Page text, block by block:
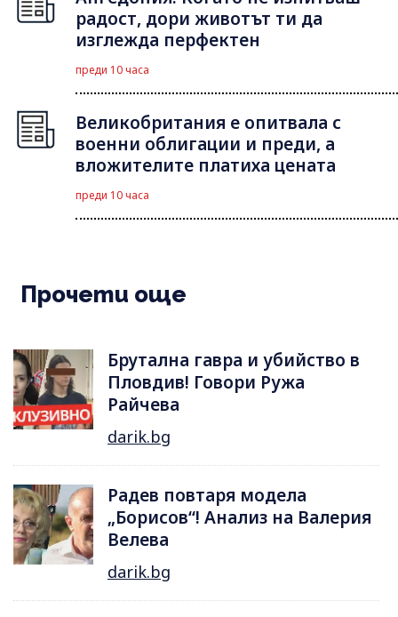
радост, дори животът ти да
изглежда перфектен
преди 10 часа
Великобритания е опитвала с
военни облигации и преди, а
вложителите платиха цената
преди 10 часа
Прочети още
Брутална гавра и убийство в
Пловдив! Говори Ружа
Райчева
darik.bg
Радев повтаря модела
„Борисов“! Анализ на Валерия
Велева
darik.bg